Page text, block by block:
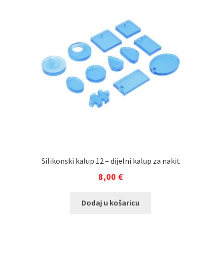
Silikonski kalup 12 – dijelni kalup za nakit
8,00 €
Dodaj u košaricu